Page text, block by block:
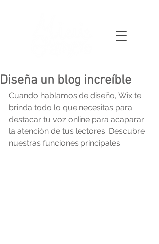
Diseña un blog increíble
Cuando hablamos de diseño, Wix te
brinda todo lo que necesitas para
destacar tu voz online para acaparar
la atención de tus lectores. Descubre
nuestras funciones principales.